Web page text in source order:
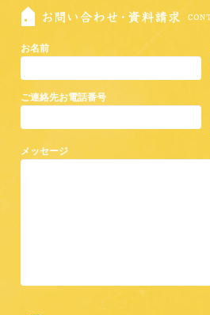
お名前
ご連絡先お電話番号
メッセージ